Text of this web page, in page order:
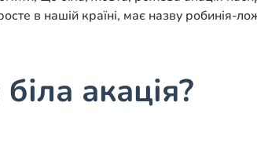
в нашій країні, має назву робинія-
акація?